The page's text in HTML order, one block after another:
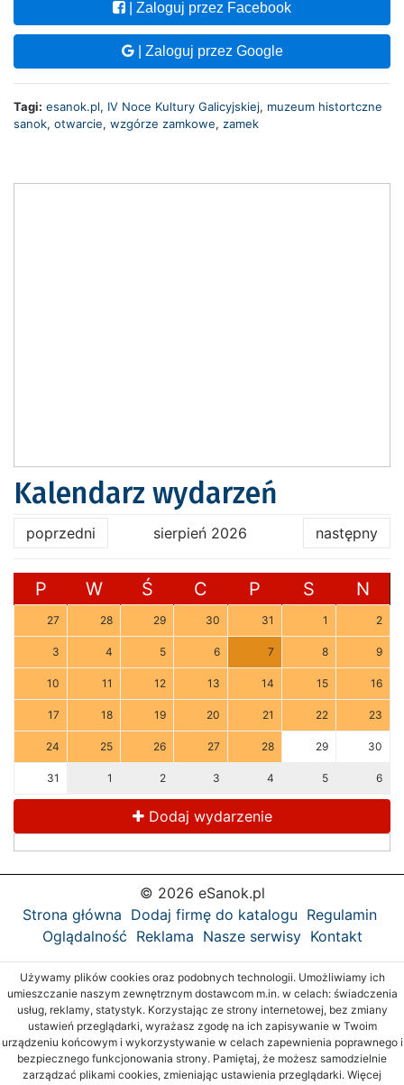
| Zaloguj przez Facebook
| Zaloguj przez Google
Tagi: esanok.pl, IV Noce Kultury Galicyjskiej, muzeum histortczne
sanok, otwarcie, wzgórze zamkowe, zamek
Kalendarz wydarzeń
poprzedni sierpień 2026 następny
P W Ś C P S N
27 28 29 30 31 1 2
3 4 5 6 7 8 9
10 11 12 13 14 15 16
17 18 19 20 21 22 23
24 25 26 27 28 29 30
31 1 2 3 4 5 6
Dodaj wydarzenie
© 2026 eSanok.pl
Strona główna Dodaj firmę do katalogu Regulamin
Oglądalność Reklama Nasze serwisy Kontakt
Używamy plików cookies oraz podobnych technologii. Umożliwiamy ich
umieszczanie naszym zewnętrznym dostawcom m.in. w celach: świadczenia
usług, reklamy, statystyk. Korzystając ze strony internetowej, bez zmiany
ustawień przeglądarki, wyrażasz zgodę na ich zapisywanie w Twoim
urządzeniu końcowym i wykorzystywanie w celach zapewnienia poprawnego i
bezpiecznego funkcjonowania strony. Pamiętaj, że możesz samodzielnie
zarządzać plikami cookies, zmieniając ustawienia przeglądarki. Więcej